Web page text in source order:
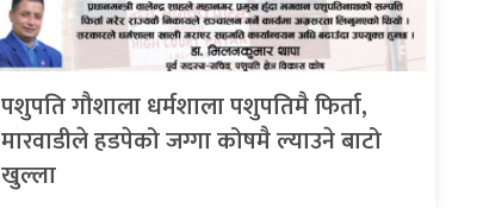
पशुपति गौशाला धर्मशाला पशुपतिमै फिर्ता,
मारवाडीले हडपेको जग्गा कोषमै ल्याउने बाटो
खुल्ला